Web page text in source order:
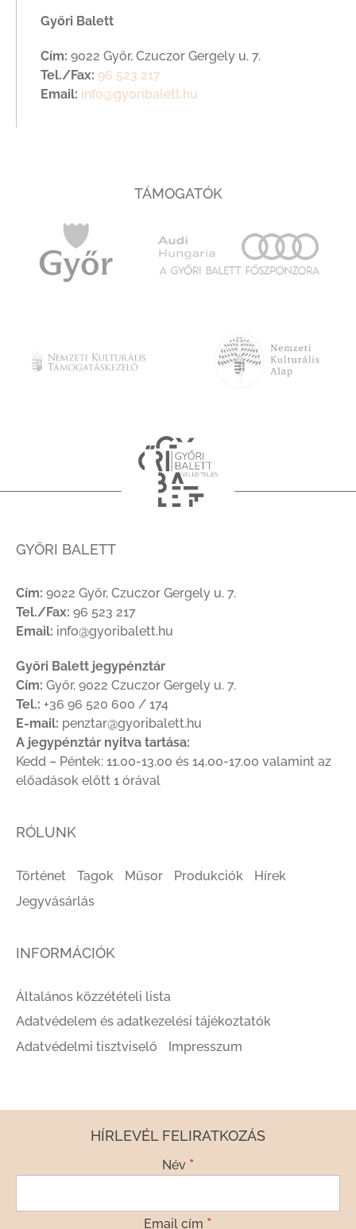
Győri Balett
Cím: 9022 Győr, Czuczor Gergely u. 7.
Tel./Fax: 96 523 217
Email: info@gyoribalett.hu
TÁMOGATÓK
GYŐRI BALETT
Cím: 9022 Győr, Czuczor Gergely u. 7.
Tel./Fax: 96 523 217
Email: info@gyoribalett.hu
Győri Balett jegypénztár
Cím: Győr, 9022 Czuczor Gergely u. 7.
Tel.: +36 96 520 600 / 174
E-mail: penztar@gyoribalett.hu
A jegypénztár nyitva tartása:
Kedd – Péntek: 11.00-13.00 és 14.00-17.00 valamint az
előadások előtt 1 órával
RÓLUNK
Történet Tagok Műsor Produkciók
Hírek
Jegyvásárlás
INFORMÁCIÓK
Általános közzétételi lista
Adatvédelem és adatkezelési tájékoztatók
Adatvédelmi tisztviselő
Impresszum
HÍRLEVÉL FELIRATKOZÁS
Név *
Email cím *